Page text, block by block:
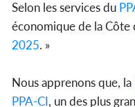
Selon les services du
économique de la Côte
2025. »
Nous apprenons que, la
PPA-CI, un des plus